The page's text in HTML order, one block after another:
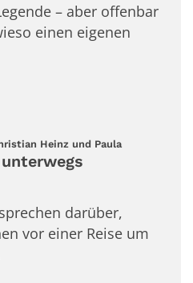
– aber offenbar
einen eigenen
Heinz und Paula:
darüber,
vor einer Reise um